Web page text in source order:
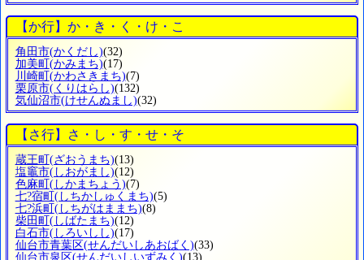
【か行】か・き・く・け・こ
角田市(かくだし)(32)
加美町 (かみまち)(17)
川崎町 (かわさきまち)(7)
栗原市(くりはらし)(132)
気仙沼市(けせんぬまし)(32)
【さ行】さ・し・す・せ・そ
蔵王町 (ざおうまち)(13)
塩竈市(しおがまし)(12)
色麻町 (しかまちょう)(7)
七?宿町 (しちかしゅくまち)(5)
七?浜町 (しちがはままち)(8)
柴田町 (しばたまち)(12)
白石市(しろいしし)(17)
仙台市青葉区(せんだいしあおばく)(33)
仙台市泉区(せんだいしいずみく)(13)